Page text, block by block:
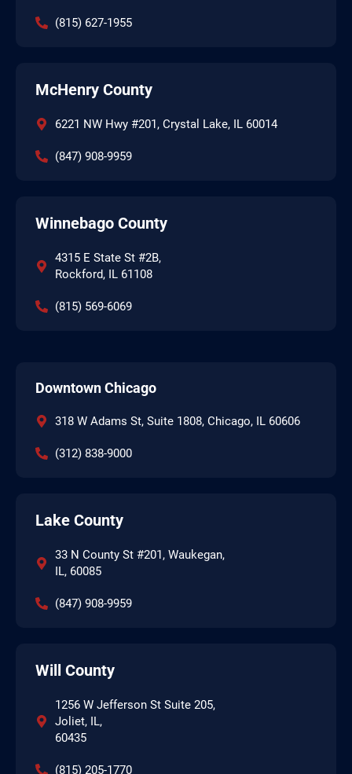
(815) 627-1955
McHenry County
6221 NW Hwy #201, Crystal Lake, IL 60014
(847) 908-9959
Winnebago County
4315 E State St #2B,
Rockford, IL 61108
(815) 569-6069
Downtown Chicago
318 W Adams St, Suite 1808, Chicago, IL 60606
(312) 838-9000
Lake County
33 N County St #201, Waukegan,
IL, 60085
(847) 908-9959
Will County
1256 W Jefferson St Suite 205,
Joliet, IL,
60435
(815) 205-1770